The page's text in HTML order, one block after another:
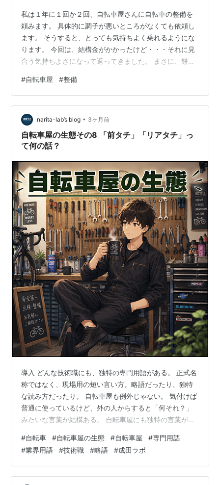
私は１年に１回か２回、自転車屋さんに自転車の整備を
頼みます。 具体的に調子が悪いところがなくても依頼し
ます。 そうすると、とっても気持ちよく乗れるようにな
ります。 今回は、結構金がかかったけど・・・それに見
合う気持ちよさになって返ってきました。 まさに、餅は
#自転車屋 #整備
narita-lab’s blog • 3ヶ月前
自転車屋の生態その8 「前タチ」「リアタチ」っ
て何の話？
導入 どんな技術職にも、独特の専門用語がある。 正式名
称ではなく、現場用の短い言い方。略語だったり、独特
な読み方だったり。 自転車屋も例外じゃない。 気付けば
普通に使っているけど、外の人からすると「何それ？」
みたいな言葉が結構ある。 自転車屋にも独特の言葉があ
別に隠語とかではない。単純に、作業効率のために短く
なっていった結果だと思う。 長い言葉を毎回フルで言っ
ていると大変だし、現場だと短い方が伝わりやすい。 だ
から自然と、独特な略語や呼び方が増えていく。 10mm
#自転車 #自転車屋の生態 #自転車屋 #専門用語
#業界用語 #技術職 #略語 #成田ラボ